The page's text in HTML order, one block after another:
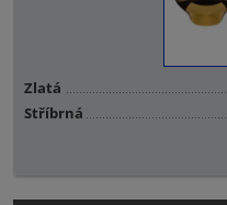
Zlatá
Stříbrná